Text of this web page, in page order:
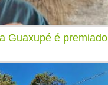
Guaxupé é premiado